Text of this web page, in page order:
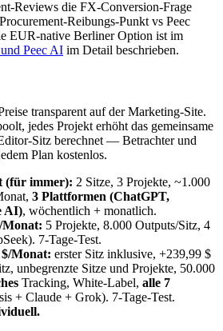
Reviews die FX-Conversion-Frage
Reibungs-Punkt vs Peec
EUR-native Berliner Option ist im
Peec AI im Detail beschrieben.
transparent auf der Marketing-Site.
jedes Projekt erhöht das gemeinsame
Sitz berechnet — Betrachter und
Plan kostenlos.
(für immer): 2 Sitze, 3 Projekte, ~1.000
3 Plattformen (ChatGPT,
AI), wöchentlich + monatlich.
5 Projekte, 8.000 Outputs/Sitz, 4
7-Tage-Test.
Monat: erster Sitz inklusive, +239,99 $
unbegrenzte Sitze und Projekte, 50.000
Tracking, White-Label, alle 7
+ Claude + Grok). 7-Tage-Test.